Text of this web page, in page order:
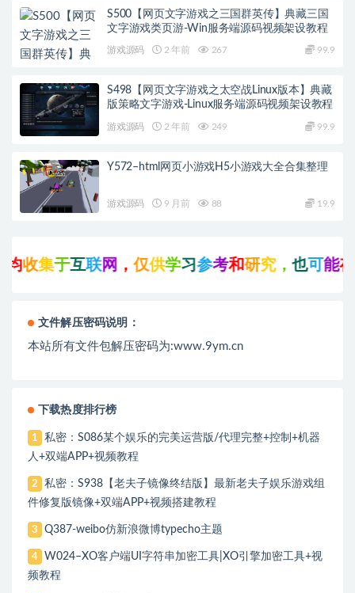
S500【网页文字游戏之三国群英传】典藏三国
文字游戏类页游-Win服务端源码视频架设教程
游戏源码 2 年前 267 99.9
S498【网页文字游戏之太空战Linux版本】典藏
版策略文字游戏-Linux服务端源码视频架设教程
游戏源码 2 年前 249 99.9
Y572–html网页小游戏H5小游戏大全合集整理
游戏源码 9 月前 88 19.9
收集于互联 网， 仅 供学习参考和研究，也 可能 存在
文件解压密码说明：
本站所有文件包解压密码为:www.9ym.cn
下载热度排行榜
1
私密：S086某个娱乐的完美运营版/代理完整+控制+机器
人+双端APP+视频教程
2
私密：S938【老夫子镜像终结版】最新老夫子娱乐游戏组
件修复版镜像+双端APP+视频搭建教程
3 Q387-weibo仿新浪微博typecho主题
4
W024–XO客户端UI字符串加密工具|XO引擎加密工具+视
频教程